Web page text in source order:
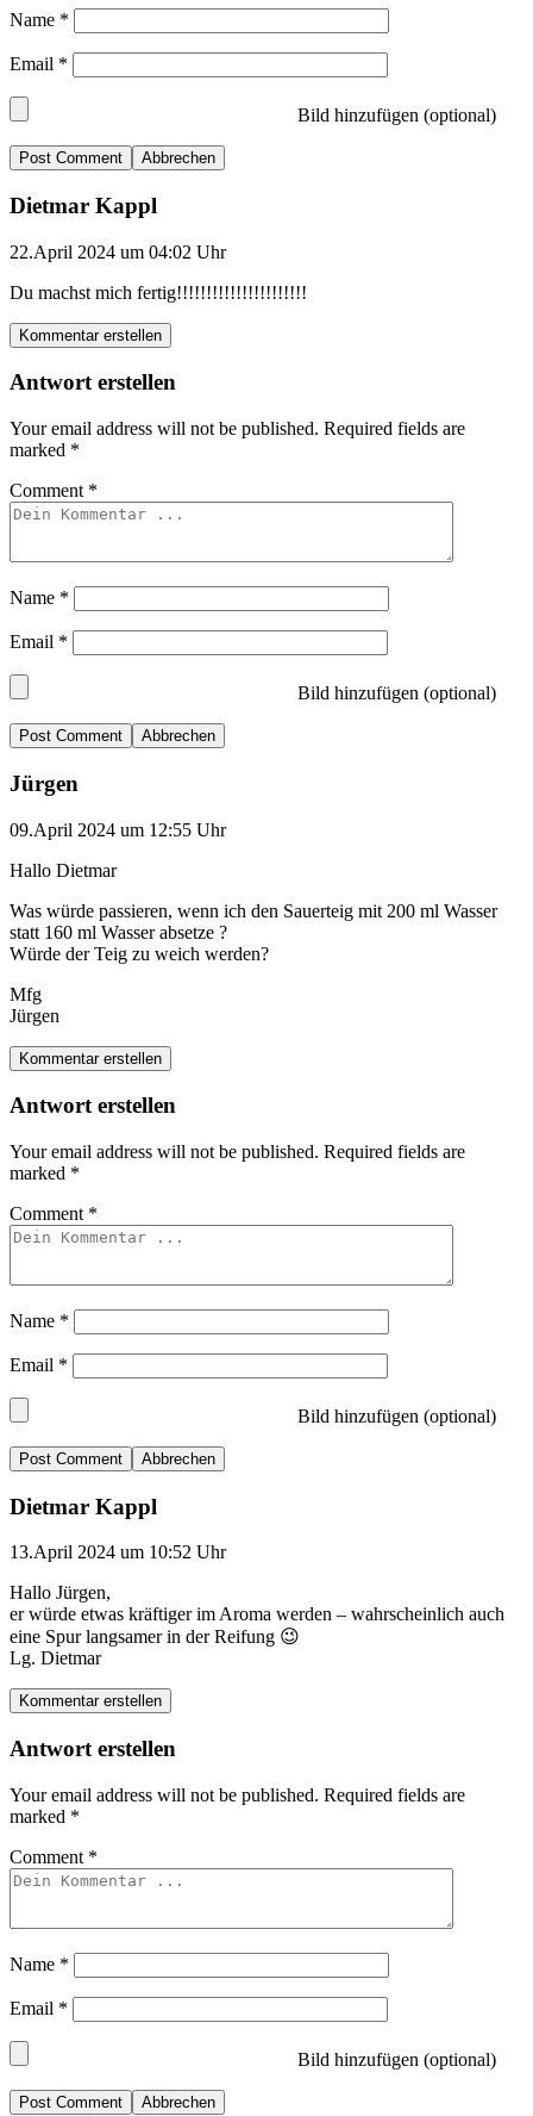
Name *
Email *
Bild hinzufügen (optional)
Abbrechen
Dietmar Kappl
22.April 2024 um 04:02 Uhr
Du machst mich fertig!!!!!!!!!!!!!!!!!!!!!!
Kommentar erstellen
Antwort erstellen
Your email address will not be published. Required fields are
marked *
Comment *
Name *
Email *
Bild hinzufügen (optional)
Abbrechen
Jürgen
09.April 2024 um 12:55 Uhr
Hallo Dietmar
Was würde passieren, wenn ich den Sauerteig mit 200 ml Wasser
statt 160 ml Wasser absetze ?
Würde der Teig zu weich werden?
Mfg
Jürgen
Kommentar erstellen
Antwort erstellen
Your email address will not be published. Required fields are
marked *
Comment *
Name *
Email *
Bild hinzufügen (optional)
Abbrechen
Dietmar Kappl
13.April 2024 um 10:52 Uhr
Hallo Jürgen,
er würde etwas kräftiger im Aroma werden – wahrscheinlich auch
eine Spur langsamer in der Reifung 😉
Lg. Dietmar
Kommentar erstellen
Antwort erstellen
Your email address will not be published. Required fields are
marked *
Comment *
Name *
Email *
Bild hinzufügen (optional)
Abbrechen